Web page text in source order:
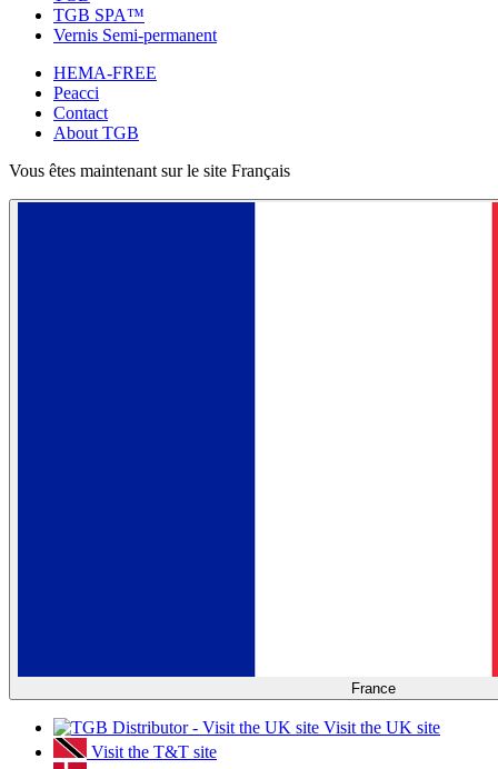
TGB SPA™
Vernis Semi-permanent
HEMA-FREE
Peacci
Contact
About TGB
Vous êtes maintenant sur le site Français
France
Visit the UK site
Visit the T&T site